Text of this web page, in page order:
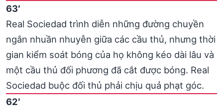
63′
Real Sociedad trình diễn những đường chuyền
ngắn nhuần nhuyễn giữa các cầu thủ, nhưng thời
gian kiểm soát bóng của họ không kéo dài lâu và
một cầu thủ đối phương đã cắt được bóng. Real
Sociedad buộc đối thủ phải chịu quả phạt góc.
62′